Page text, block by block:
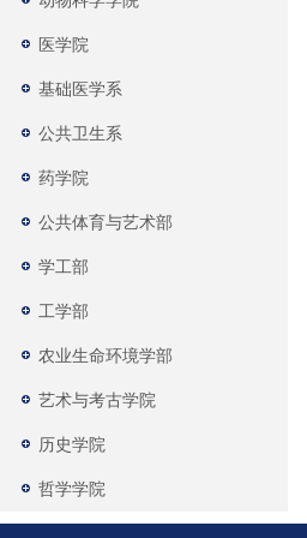
医学院
基础医学系
公共卫生系
药学院
公共体育与艺术部
学工部
工学部
农业生命环境学部
艺术与考古学院
历史学院
哲学学院